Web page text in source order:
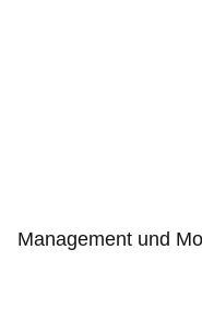
Management und